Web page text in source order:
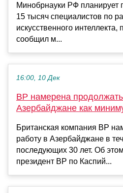
Минобрнауки РФ планирует
15 тысяч специалистов по
искусственного
сообщил м...
16:00, 10 Дек
BP намерена
Азербайджане как
Британская компания BP
работу в Азербайджане в
последующих 30 лет. Об
президент BP по Каспий...